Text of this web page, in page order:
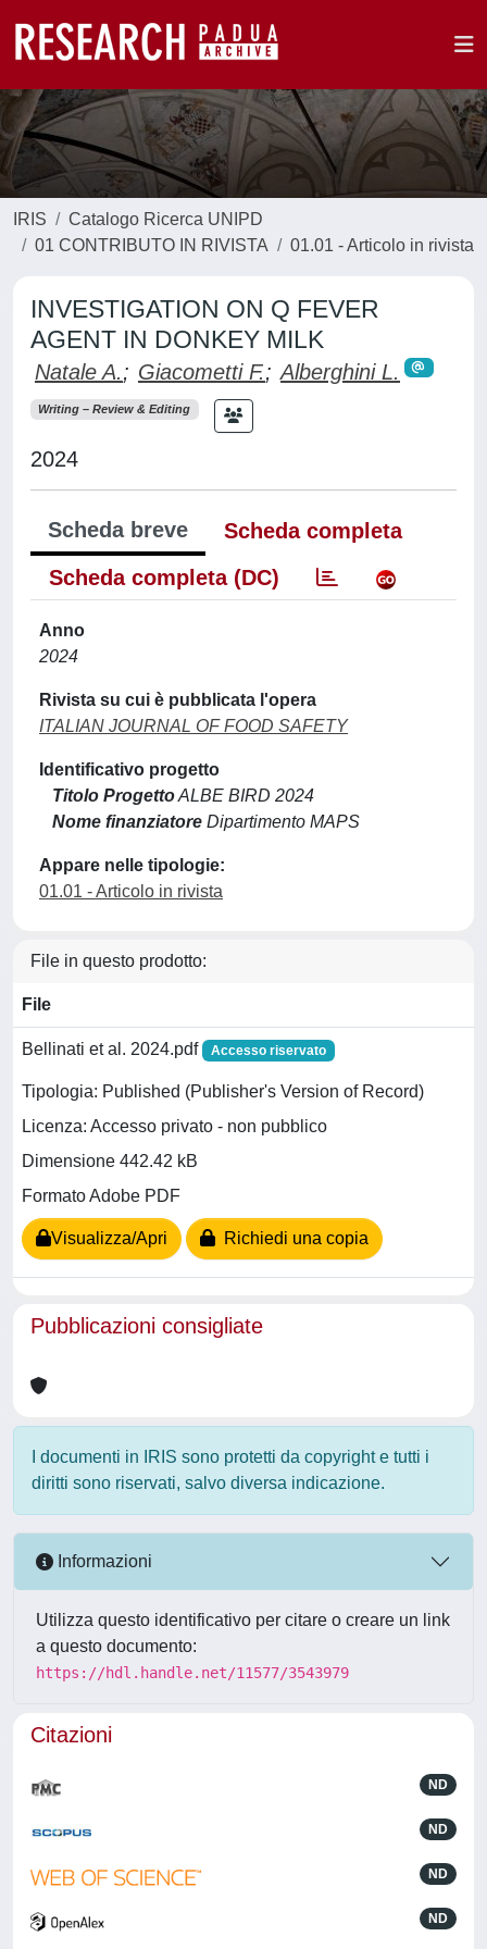
IRIS
Catalogo Ricerca UNIPD
01 CONTRIBUTO IN RIVISTA
01.01 - Articolo in rivista
INVESTIGATION ON Q FEVER
AGENT IN DONKEY MILK
Natale A.; Giacometti F.; Alberghini L.
Writing – Review & Editing
2024
Scheda breve
Scheda completa
Scheda completa (DC)
Anno
2024
Rivista su cui è pubblicata l'opera
ITALIAN JOURNAL OF FOOD SAFETY
Identificativo progetto
Titolo ProgettoALBE BIRD 2024
Nome finanziatore Dipartimento MAPS
Appare nelle tipologie:
01.01 - Articolo in rivista
File in questo prodotto:
File
Bellinati et al. 2024.pdf Accesso riservato
Tipologia: Published (Publisher's Version of Record)
Licenza: Accesso privato - non pubblico
Dimensione 442.42 kB
Formato Adobe PDF
Visualizza/Apri Richiedi una copia
Pubblicazioni consigliate
I documenti in IRIS sono protetti da copyright e tutti i
diritti sono riservati, salvo diversa indicazione.
Informazioni
Utilizza questo identificativo per citare o creare un link
a questo documento:
https://hdl.handle.net/11577/3543979
Citazioni
ND
ND
ND
ND